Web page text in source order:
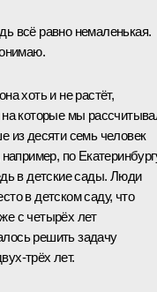
всё равно немаленькая.
хоть и не растёт,
которые мы
из десяти семь человек
по
в детские сады. Люди
в детском саду, что
с четырёх лет
решить задачу
трёх лет.